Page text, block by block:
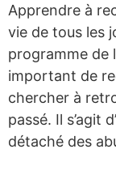
Apprendre à
vie de tous les
programme de
important de
chercher à
passé. Il s’agit
détaché des